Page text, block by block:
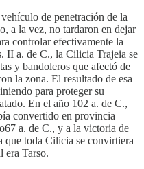
de penetración de la
a la vez, no tardaron en dejar
controlar efectivamente la
II a. de C., la Cilicia Trajeia se
y bandoleros que afectó de
la zona. El resultado de esa
para proteger su
En el año 102 a. de C.,
convertido en provincia
a. de C., y a la victoria de
que toda Cilicia se convirtiera
era Tarso.